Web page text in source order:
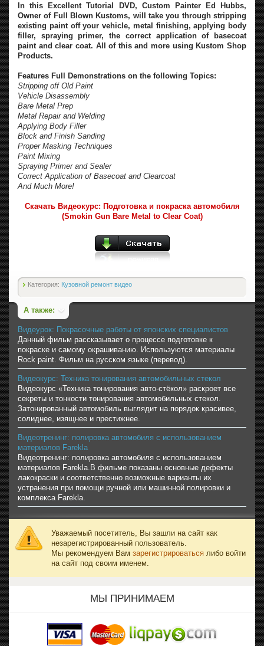
In this Excellent Tutorial DVD, Custom Painter Ed Hubbs,
Owner of Full Blown Kustoms, will take you through stripping
existing paint off your vehicle, metal finishing, applying body
filler, spraying primer, the correct application of basecoat
paint and clear coat. All of this and more using Kustom Shop
Products.
Features Full Demonstrations on the following Topics:
Stripping off Old Paint
Vehicle Disassembly
Bare Metal Prep
Metal Repair and Welding
Applying Body Filler
Block and Finish Sanding
Proper Masking Techniques
Paint Mixing
Spraying Primer and Sealer
Correct Application of Basecoat and Clearcoat
And Much More!
Скачать Видеокурс: Подготовка и покраска автомобиля
(Smokin Gun Bare Metal to Clear Coat)
Категория: Кузовной ремонт видео
А также:
Видеурок: Покрасочные работы от японских специалистов
Данный фильм рассказывает о процессе подготовке к
покраске и самому окрашиванию. Используются материалы
Rock paint. Фильм на русском языке (перевод).
Видеокурс: Техника тонирования автомобильных стекол
Видеокурс «Техника тонирования авто-стёкол» раскроет все
секреты и тонкости тонирования автомобильных стекол.
Затонированный автомобиль выглядит на порядок красивее,
солиднее, изящнее и престижнее.
Видеотренинг: полировка автомобиля с использованием
материалов Farekla
Видеотренинг: полировка автомобиля с использованием
материалов Farekla.В фильме показаны основные дефекты
лакокраски и соответственно возможные варианты их
устранения при помощи ручной или машинной полировки и
комплекса Farekla.
Уважаемый посетитель, Вы зашли на сайт как
незарегистрированный пользователь.
Мы рекомендуем Вам зарегистрироваться либо войти
на сайт под своим именем.
МЫ ПРИНИМАЕМ